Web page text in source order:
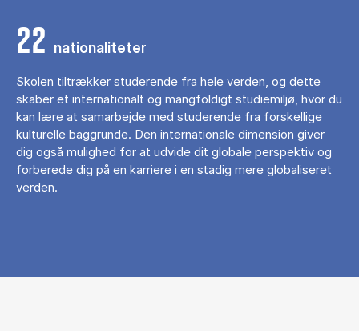
22 nationaliteter
Skolen tiltrækker studerende fra hele verden, og dette
skaber et internationalt og mangfoldigt studiemiljø, hvor du
kan lære at samarbejde med studerende fra forskellige
kulturelle baggrunde. Den internationale dimension giver
dig også mulighed for at udvide dit globale perspektiv og
forberede dig på en karriere i en stadig mere globaliseret
verden.